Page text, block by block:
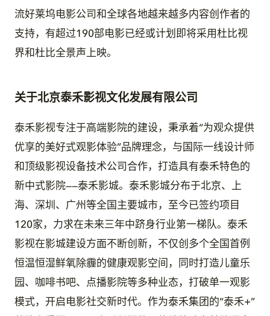
流好莱坞电影公司和全球各地越来越多内容创作者的
支持，有超过190部电影已经或计划即将采用杜比视
界和杜比全景声上映。
关于北京泰禾影视文化发展有限公司
泰禾影视专注于高端影院的建设，秉承着“为观众提供
优享的美好式观影体验”品牌理念，与国际一线设计师
和顶级影视设备技术公司合作，打造具有泰禾特色的
新中式影院——泰禾影城。泰禾影城分布于北京、上
海、深圳、广州等全国主要城市，至今已签约项目
120家，力求在未来三年中跻身行业第一梯队。泰禾
影视在影城建设方面不断创新，不仅创多个全国首例
恒温恒湿鲜氧除霾的健康观影空间，同时打造儿童乐
园、咖啡书吧、点播影院等多种业态，打破单一观影
模式，开启电影社交新时代。作为泰禾集团的“泰禾+”